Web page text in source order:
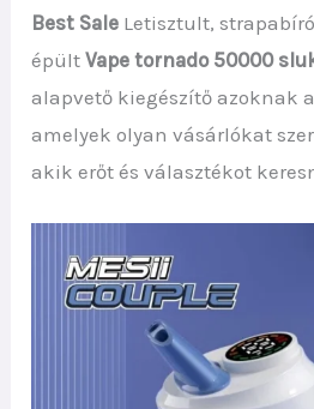
Best Sale Letisztult,
épültVape tornado 50000
alapvető kiegészítő azoknak
amelyek olyan vásárlókat
akik erőt és választékot